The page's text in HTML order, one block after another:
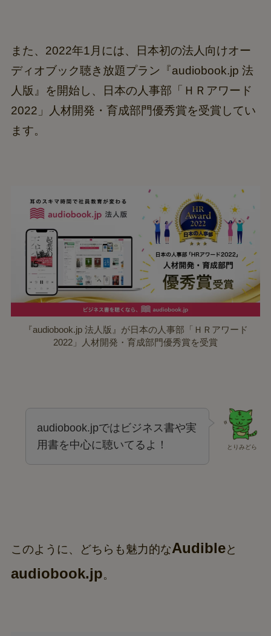
また、2022年1月には、日本初の法人向けオー
ディオブック聴き放題プラン『audiobook.jp 法
人版』を開始し、日本の人事部「ＨＲアワード
2022」人材開発・育成部門優秀賞を受賞してい
ます。
『audiobook.jp 法人版』が日本の人事部「ＨＲアワード
2022」人材開発・育成部門優秀賞を受賞
とりみどら
audiobook.jpではビジネス書や実
用書を中心に聴いてるよ！
このように、どちらも魅力的なAudibleと
audiobook.jp。